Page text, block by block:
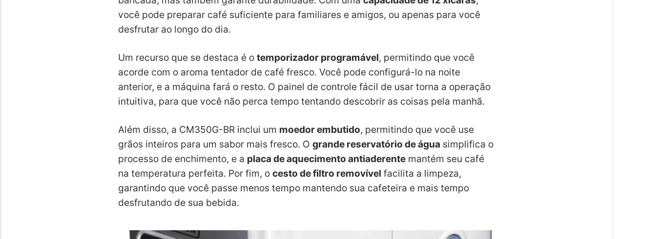
você pode preparar café suficiente para familiares e amigos, ou apenas para você
desfrutar ao longo do dia.
Um recurso que se destaca é o temporizador programável, permitindo que você
acorde com o aroma tentador de café fresco. Você pode configurá-lo na noite
anterior, e a máquina fará o resto. O painel de controle fácil de usar torna a operação
intuitiva, para que você não perca tempo tentando descobrir as coisas pela manhã.
Além disso, a CM350G-BR inclui um moedor embutido, permitindo que você use
grãos inteiros para um sabor mais fresco. O grande reservatório de água simplifica o
processo de enchimento, e a placa de aquecimento antiaderentemantém seu café
na temperatura perfeita. Por fim, o cesto de filtro removível facilita a limpeza,
garantindo que você passe menos tempo mantendo sua cafeteira e mais tempo
desfrutando de sua bebida.